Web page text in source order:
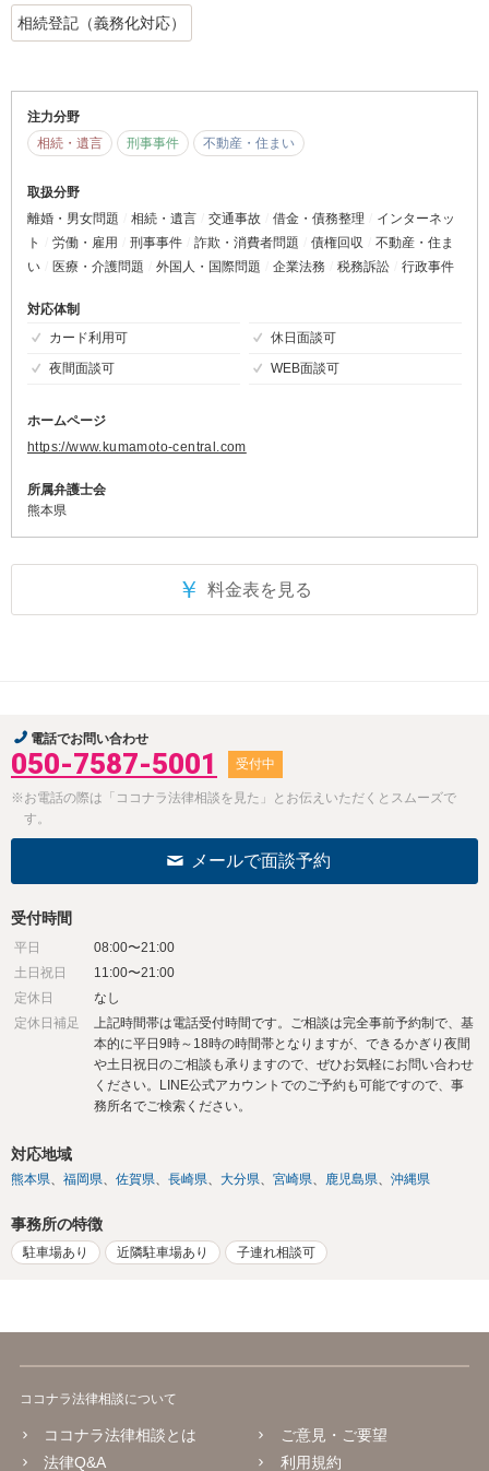
相続登記（義務化対応）
注力分野
相続・遺言
刑事事件 不動産・住まい
取扱分野
離婚・男女問題
相続・遺言 交通事故 借金・債務整理
インターネッ
ト
労働・雇用 刑事事件 詐欺・消費者問題 債権回収
不動産・住ま
い
医療・介護問題 外国人・国際問題 企業法務 税務訴訟 行政事件
対応体制
カード利用可
休日面談可
夜間面談可
WEB面談可
ホームページ
https://www.kumamoto-central.com
所属弁護士会
熊本県
￥ 料金表を見る
電話でお問い合わせ
050-7587-5001 受付中
※お電話の際は「ココナラ法律相談を見た」とお伝えいただくとスムーズで
す。
メールで面談予約
受付時間
平日
08:00〜21:00
土日祝日
11:00〜21:00
定休日
なし
定休日補足
上記時間帯は電話受付時間です。ご相談は完全事前予約制で、基
本的に平日9時～18時の時間帯となりますが、できるかぎり夜間
や土日祝日のご相談も承りますので、ぜひお気軽にお問い合わせ
ください。LINE公式アカウントでのご予約も可能ですので、事
務所名でご検索ください。
対応地域
熊本県 福岡県 佐賀県 長崎県 大分県 宮崎県 鹿児島県 沖縄県
事務所の特徴
駐車場あり 近隣駐車場あり 子連れ相談可
ココナラ法律相談について
ココナラ法律相談とは
法律Q&A
ご意見・ご要望
利用規約